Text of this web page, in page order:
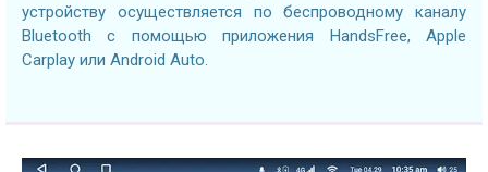
устройству осуществляется по беспроводному каналу
Bluetooth с помощью приложения HandsFree, Apple
Carplay или Android Auto.